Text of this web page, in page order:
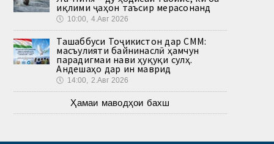
иқлими ҷаҳон таъсир мерасонанд
🕔 10:00, 4.Авг 2026
Ташаббуси Тоҷикистон дар СММ:
масъулияти байнинаслӣ ҳамчун
парадигмаи нави ҳуқуқи сулҳ.
Андешаҳо дар ин маврид
🕔 14:00, 2.Авг 2026
Ҳамаи маводҳои бахш